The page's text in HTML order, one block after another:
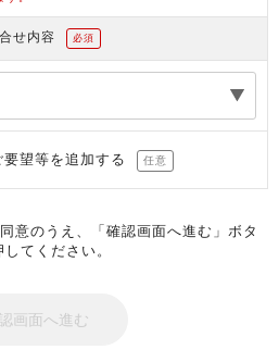
せ内容 必須
要望等を追加する 任意
同意のうえ、「確認画面へ進む」ボタ
してください。